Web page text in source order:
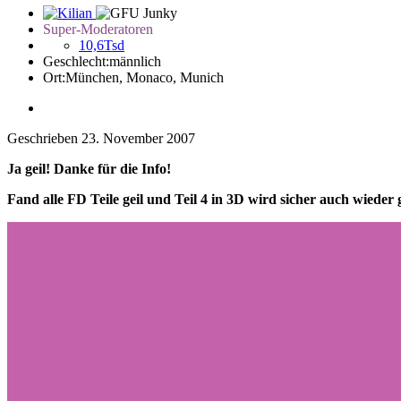
Super-Moderatoren
10,6Tsd
Geschlecht:männlich
Ort:München, Monaco, Munich
Geschrieben 23. November 2007
Ja geil! Danke für die Info!
Fand alle FD Teile geil und Teil 4 in 3D wird sicher auch wieder